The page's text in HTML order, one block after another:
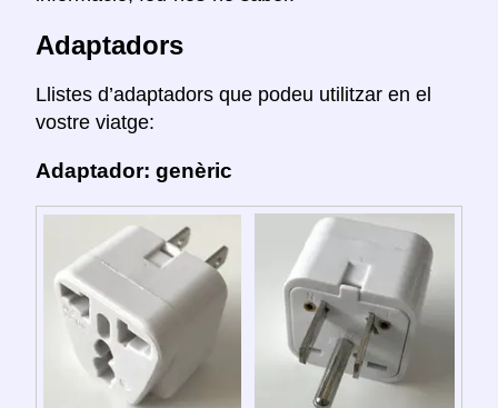
Adaptadors
Llistes d’adaptadors que podeu utilitzar en el
vostre viatge:
Adaptador: genèric